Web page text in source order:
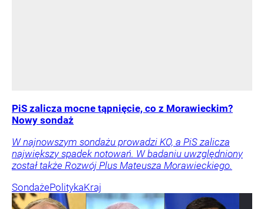
PiS zalicza mocne tąpnięcie, co z Morawieckim?
Nowy sondaż
W najnowszym sondażu prowadzi KO, a PiS zalicza
największy spadek notowań. W badaniu uwzględniony
został także Rozwój Plus Mateusza Morawieckiego.
SondażePolitykaKraj